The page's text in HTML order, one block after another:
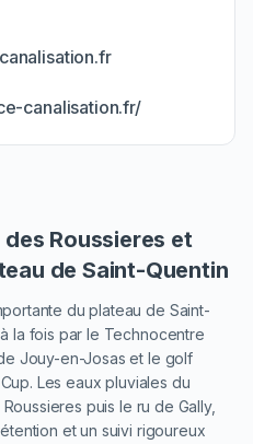
canalisation.fr/
Roussieres et
de Saint-Quentin
du plateau de Saint-
la fois par le Technocentre
Jouy-en-Josas et le golf
Les eaux pluviales du
puis le ru de Gally,
et un suivi rigoureux